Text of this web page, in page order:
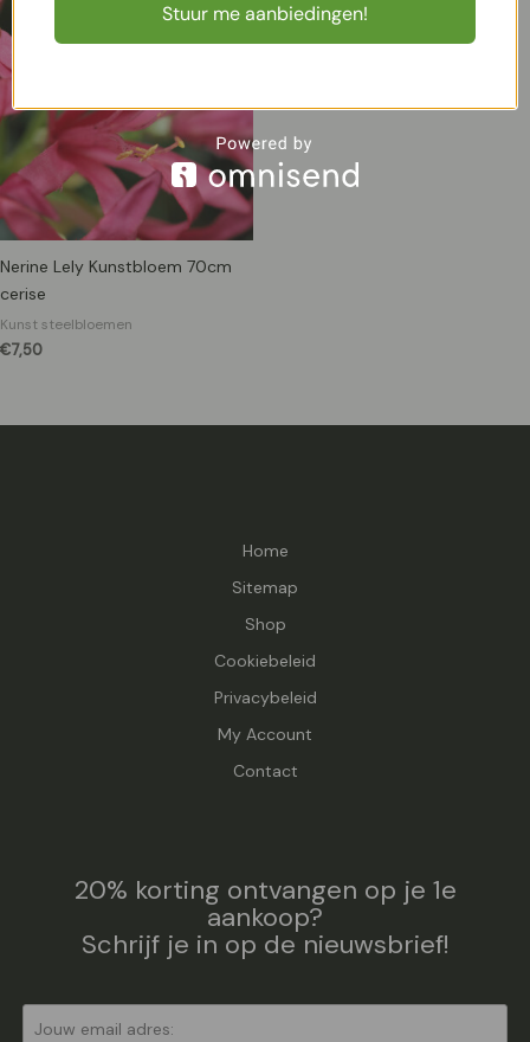
Nerine Lely Kunstbloem 70cm
cerise
Kunst steelbloemen
€7,50
Home
Sitemap
Shop
Cookiebeleid
Privacybeleid
My Account
Contact
20% korting ontvangen op je 1e
aankoop?
Schrijf je in op de nieuwsbrief!
Stuur me aanbiedingen!